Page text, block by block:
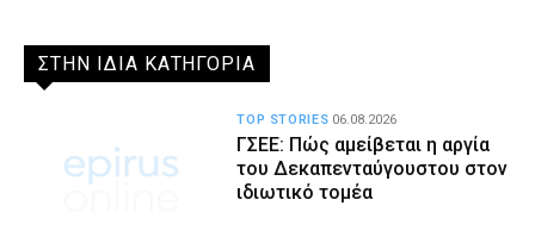
ΣΤΗΝ ΙΔΙΑ ΚΑΤΗΓΟΡΙΑ
ΓΣΕΕ: Πώς αμείβεται η αργία
του Δεκαπενταύγουστου στον
ιδιωτικό τομέα
TOP STORIES 06.08.2026